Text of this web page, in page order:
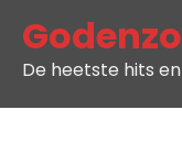
content
De heetste hits